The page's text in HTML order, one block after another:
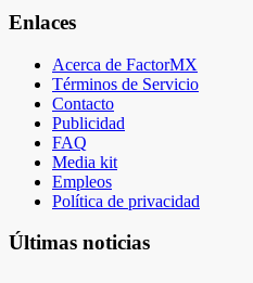
Enlaces
Acerca de FactorMX
Términos de Servicio
Contacto
Publicidad
FAQ
Media kit
Empleos
Política de privacidad
Últimas noticias